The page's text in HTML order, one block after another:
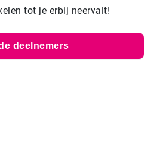
tot je erbij neervalt!
deelnemers